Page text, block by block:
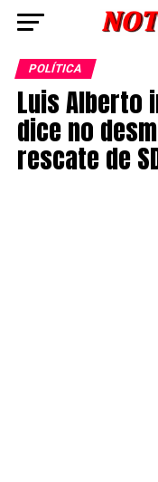
POLÍTICA
Luis Alberto
dice no
rescate de